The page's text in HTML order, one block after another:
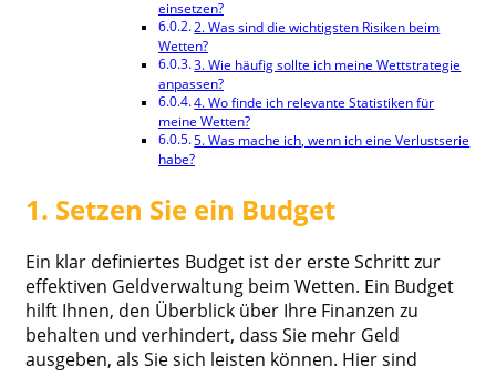
einsetzen?
2. Was sind die wichtigsten Risiken beim
Wetten?
3. Wie häufig sollte ich meine Wettstrategie
anpassen?
4. Wo finde ich relevante Statistiken für
meine Wetten?
5. Was mache ich, wenn ich eine Verlustserie
habe?
1. Setzen Sie ein Budget
Ein klar definiertes Budget ist der erste Schritt zur
effektiven Geldverwaltung beim Wetten. Ein Budget
hilft Ihnen, den Überblick über Ihre Finanzen zu
behalten und verhindert, dass Sie mehr Geld
ausgeben, als Sie sich leisten können. Hier sind